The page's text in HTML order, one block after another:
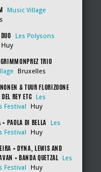
Music Village
Les Polysons
Huy
TRIO
Bruxelles
& TUUR FLORIZOONE
REY ETC
Les
Festival
Huy
PAOLA DI BELLA
Les
Festival
Huy
+ DYNA, LEWIS AND
+ BANDA QUETZAL
Les
Festival
Huy